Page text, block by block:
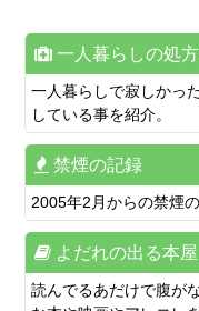
一人暮らしの処
一人暮らしで寂しかっ
している事を紹介。
禁煙の記録
2005年2月からの禁煙の
よだれの出る本屋
読んでるあだけで腹が